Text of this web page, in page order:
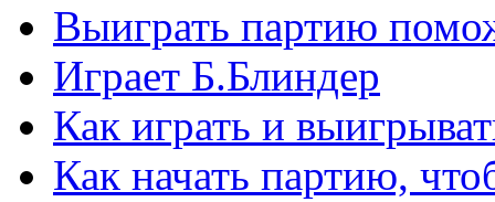
Выиграть партию
Играет Б.Блиндер
Как играть и
Как начать партию,